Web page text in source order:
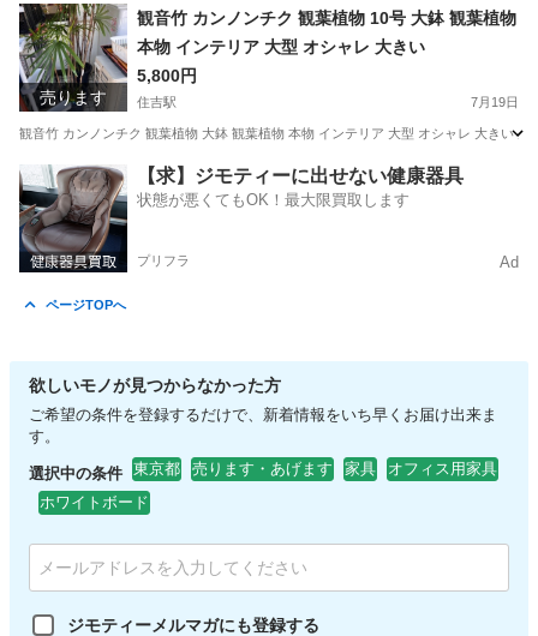
東京 江東区 住吉駅 季節、空調家電
売ります
観音竹 カンノンチク 観葉植物 10号 大鉢 観葉植物
本物 インテリア 大型 オシャレ 大きい
5,800円
住吉駅 7月19日
観音竹 カンノンチク 観葉植物 大鉢 観葉植物 本物 インテリア 大型 オシャレ 大きい
東京 江東区 住吉駅 その他
【求】ジモティーに出せない健康器具
状態が悪くてもOK！最大限買取します
プリフラ Ad
ページTOPへ
欲しいモノが見つからなかった方
ご希望の条件を登録するだけで、新着情報をいち早くお届け出来ま
す。
選択中の条件 東京都 売ります・あげます 家具
オフィス用家具
ホワイトボード
ジモティーメルマガにも登録する